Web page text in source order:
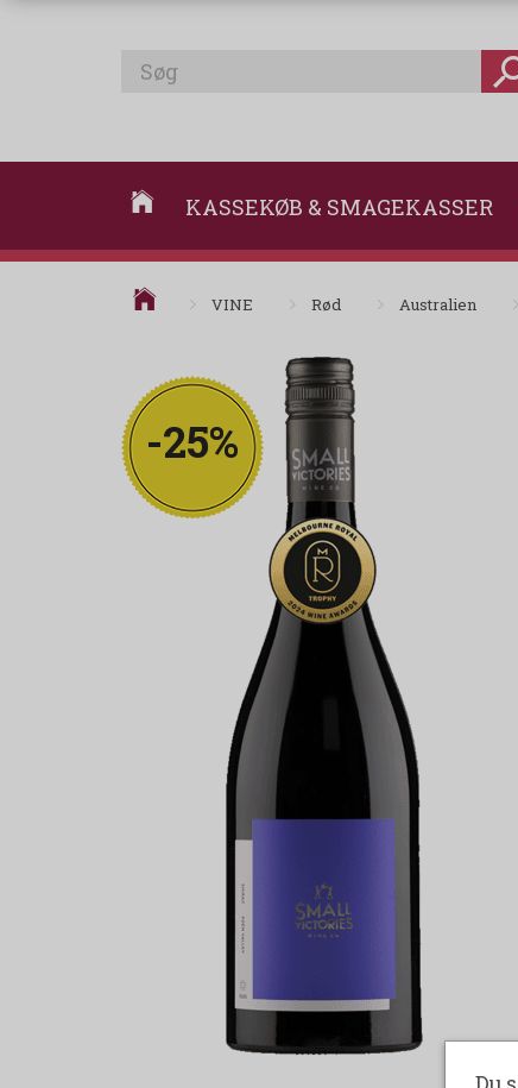
KASSEKØB & SMAGEKASSER
VINE Rød Australien
-25%